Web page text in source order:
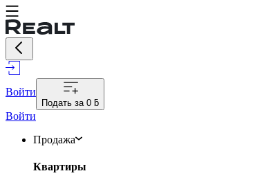
Войти
Подать за 0 ƃ
Войти
Продажа
Квартиры